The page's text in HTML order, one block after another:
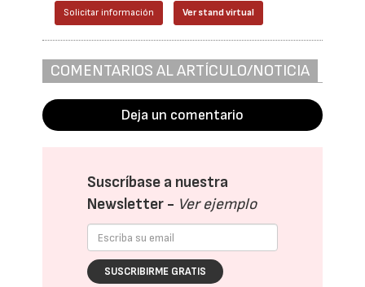
Solicitar información Ver stand virtual
COMENTARIOS AL ARTÍCULO/NOTICIA
Deja un comentario
Suscríbase a nuestra
Newsletter - Ver ejemplo
SUSCRIBIRME GRATIS